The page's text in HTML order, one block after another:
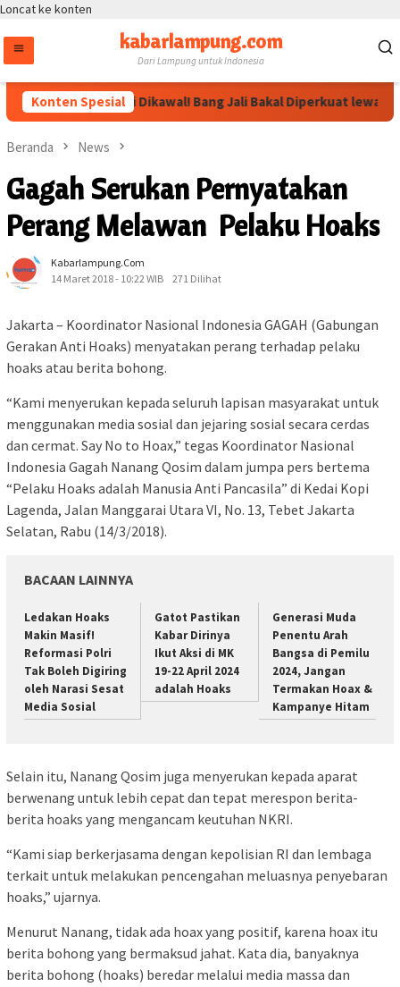
Loncat ke konten
kabarlampung.com
Dari Lampung untuk Indonesia
Konten Spesial
Megawati Dikawal! Bang Jali Bakal Diperkuat lewat Pojok
Beranda News
Gagah Serukan Pernyatakan
Perang Melawan Pelaku Hoaks
Kabarlampung.com
14 Maret 2018 - 10:22 WIB
271 Dilihat
Jakarta – Koordinator Nasional Indonesia GAGAH (Gabungan
Gerakan Anti Hoaks) menyatakan perang terhadap pelaku
hoaks atau berita bohong.
“Kami menyerukan kepada seluruh lapisan masyarakat untuk
menggunakan media sosial dan jejaring sosial secara cerdas
dan cermat. Say No to Hoax,” tegas Koordinator Nasional
Indonesia Gagah Nanang Qosim dalam jumpa pers bertema
“Pelaku Hoaks adalah Manusia Anti Pancasila” di Kedai Kopi
Lagenda, Jalan Manggarai Utara VI, No. 13, Tebet Jakarta
Selatan, Rabu (14/3/2018).
BACAAN LAINNYA
Ledakan Hoaks
Makin Masif!
Reformasi Polri
Tak Boleh Digiring
oleh Narasi Sesat
Media Sosial
Gatot Pastikan
Kabar Dirinya
Ikut Aksi di MK
19-22 April 2024
adalah Hoaks
Generasi Muda
Penentu Arah
Bangsa di Pemilu
2024, Jangan
Termakan Hoax &
Kampanye Hitam
Selain itu, Nanang Qosim juga menyerukan kepada aparat
berwenang untuk lebih cepat dan tepat merespon berita-
berita hoaks yang mengancam keutuhan NKRI.
“Kami siap berkerjasama dengan kepolisian RI dan lembaga
terkait untuk melakukan pencengahan meluasnya penyebaran
hoaks,” ujarnya.
Menurut Nanang, tidak ada hoax yang positif, karena hoax itu
berita bohong yang bermaksud jahat. Kata dia, banyaknya
berita bohong (hoaks) beredar melalui media massa dan